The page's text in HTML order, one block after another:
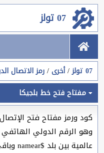
07 تولز
07 تولز أخرى رمز الاتصال
مفتاح فتح خط بلجيكا
وهو الرقم الدولي
عالمية بين بلد $namear وباقي الدول العالمية.